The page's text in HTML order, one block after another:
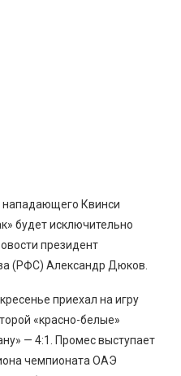
нападающего Квинси
будет исключительно
президент
(РФС) Александр Дюков.
приехал на игру
«красно-белые»
— 4:1. Промес выступает
чемпионата ОАЭ